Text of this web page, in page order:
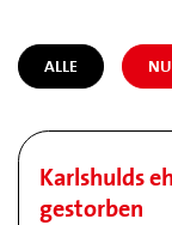
ALLE
Karlshulds
gestorben